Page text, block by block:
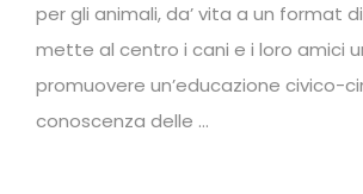
per gli animali, da’ vita a un format
mette al centro i cani e i loro amici
promuovere un’educazione civico-
conoscenza delle …